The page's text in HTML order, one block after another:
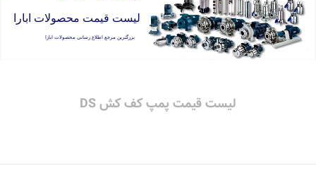
لیست قیمت محصولات ابارا
بزرگترین مرجع اطلاع رسانی محصولات ابارا
لیست قیمت پمپ کف کش DS